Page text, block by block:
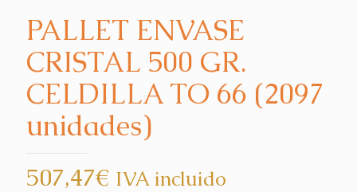
PALLET ENVASE
CRISTAL 500 GR.
CELDILLA TO 66 (2097
unidades)
507,47€ IVA incluido